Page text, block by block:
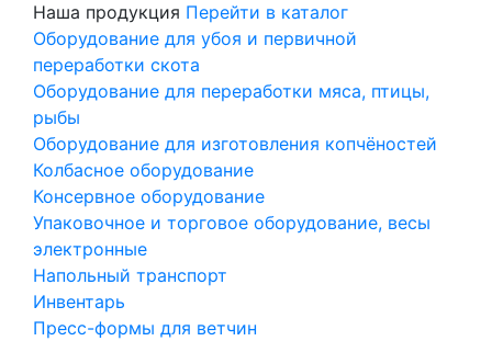
Наша продукция Перейти в каталог
Оборудование для убоя и первичной
переработки скота
Оборудование для переработки мяса, птицы,
рыбы
Оборудование для изготовления копчёностей
Колбасное оборудование
Консервное оборудование
Упаковочное и торговое оборудование, весы
электронные
Напольный транспорт
Инвентарь
Пресс-формы для ветчин